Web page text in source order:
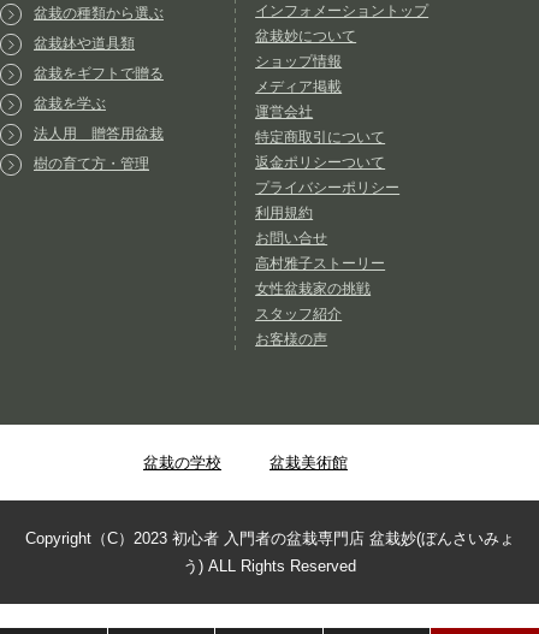
盆栽の種類から選ぶ
盆栽鉢や道具類
盆栽をギフトで贈る
盆栽を学ぶ
法人用 贈答用盆栽
樹の育て方・管理
インフォメーショントップ
盆栽妙について
ショップ情報
メディア掲載
運営会社
特定商取引について
返金ポリシーついて
プライバシーポリシー
利用規約
お問い合せ
高村雅子ストーリー
女性盆栽家の挑戦
スタッフ紹介
お客様の声
盆栽の学校 盆栽美術館
Copyright（C）2023 初心者 入門者の盆栽専門店 盆栽妙(ぼんさいみょ
う) ALL Rights Reserved